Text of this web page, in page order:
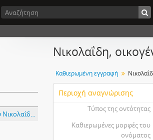
Αρχείο οικογένειας Αλέξανδρου Νικολαΐδη (Κ378)
Νικολαΐδη,
Καθιερωμένη εγγραφή
Περιοχή αναγνώρισης
Τύπος της οντότητας
Καθιερωμένες μορφές του
ονόματος